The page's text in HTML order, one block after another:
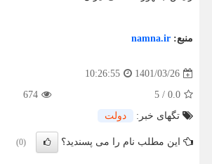
منبع: namna.ir
1401/03/26
10:26:55
0.0
/
5
674
تگهای خبر:
دولت
این مطلب نام را می پسندید؟ (0)